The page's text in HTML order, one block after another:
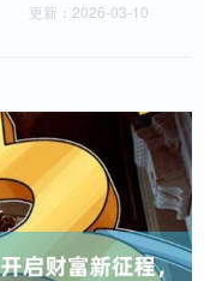
更新：2026-03-10